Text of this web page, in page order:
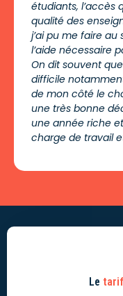
étudiants, l’accès
qualité des
j’ai pu me faire au
l’aide nécessaire
On dit souvent
difficile
de mon côté le
une très bonne
une année riche
charge de travail
Le tarif